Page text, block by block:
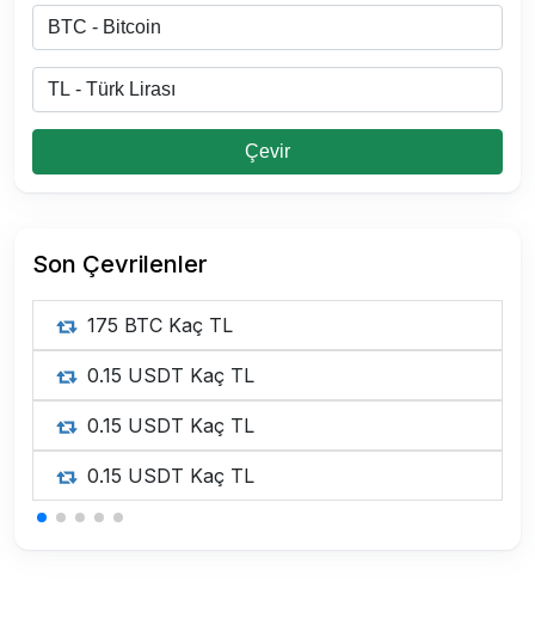
Çevir
Son Çevrilenler
175 BTC Kaç TL
0.15 USDT Kaç TL
0.15 USDT Kaç TL
0.15 USDT Kaç TL